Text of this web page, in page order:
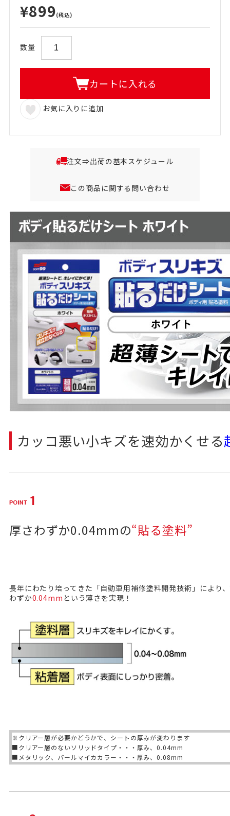
¥899(税込)
数量
カートに入れる
お気に入りに追加
注文⇒出荷の基本スケジュール
この商品に関する問い合わせ
カッコ悪い小キズを速効かくせる
厚さわずか0.04mmの“貼る塗料”
長年にわたり培ってきた「自動車用補修塗料開発技術」により
わずか0.04mm という薄さを実現！
※クリアー層が必要かどうかで、シートの厚みが変わります
■クリアー層のないソリッドタイプ・・・厚み、0.04mm
■メタリック、パールマイカカラー・・・厚み、0.08mm